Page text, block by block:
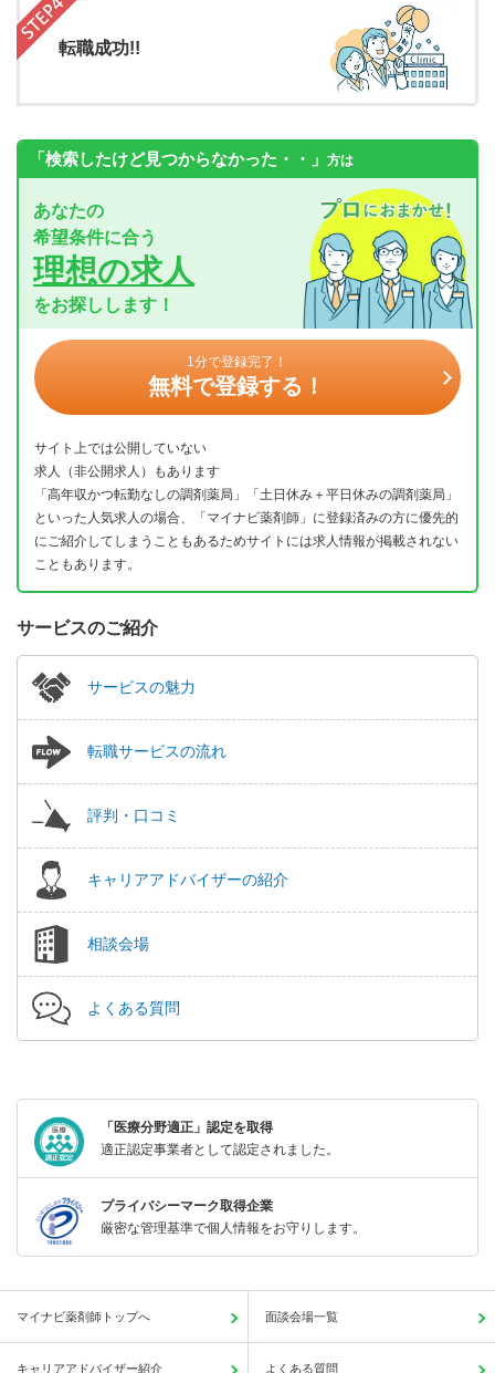
転職成功!!
「検索したけど見つからなかった・・」 方は
あなたの
希望条件に合う
理想の求人
をお探しします！
1分で登録完了！
無料で登録する！
サイト上では公開していない
求人（非公開求人）もあります
「高年収かつ転勤なしの調剤薬局」「土日休み＋平日休みの調剤薬局」
といった人気求人の場合、「マイナビ薬剤師」に登録済みの方に優先的
にご紹介してしまうこともあるためサイトには求人情報が掲載されない
こともあります。
サービスのご紹介
サービスの魅力
転職サービスの流れ
評判・口コミ
キャリアアドバイザーの紹介
相談会場
よくある質問
「医療分野適正」認定を取得
適正認定事業者として認定されました。
プライバシーマーク取得企業
厳密な管理基準で個人情報をお守りします。
マイナビ薬剤師トップへ 面談会場一覧
キャリアアドバイザー紹介 よくある質問